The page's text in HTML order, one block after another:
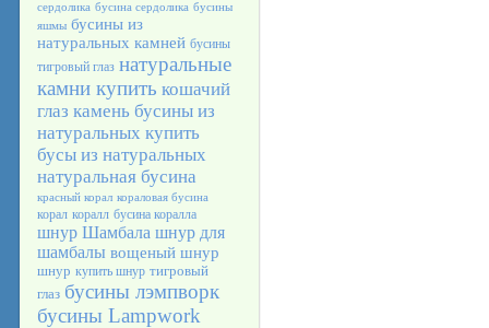
сердолика бусина сердолика бусины
яшмы бусины из
натуральных камней бусины
тигровый глаз натуральные
камни купить кошачий
глаз камень бусины из
натуральных купить
бусы из натуральных
натуральная бусина
красный корал кораловая бусина
корал коралл бусина коралла
шнур Шамбала шнур для
шамбалы вощеный шнур
шнур купить шнур тигровый
глаз бусины лэмпворк
бусины Lampwork